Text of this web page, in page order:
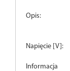
Opis:
Napięcie [V]:
Informacja